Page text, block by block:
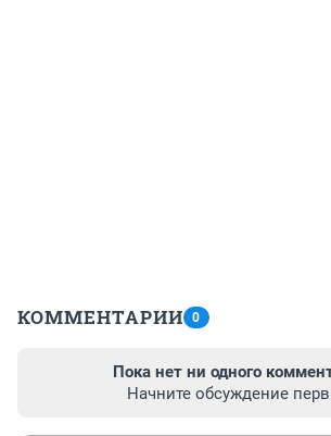
КОММЕНТАРИИ 0
Пока нет ни одного
Начните обсуждение